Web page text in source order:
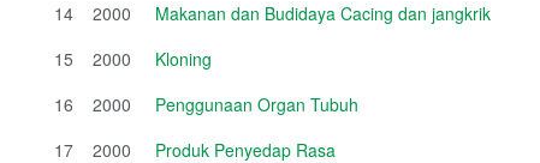
14
2000
Makanan dan Budidaya Cacing dan jangkrik
15
2000
Kloning
16
2000
Penggunaan Organ Tubuh
17
2000
Produk Penyedap Rasa